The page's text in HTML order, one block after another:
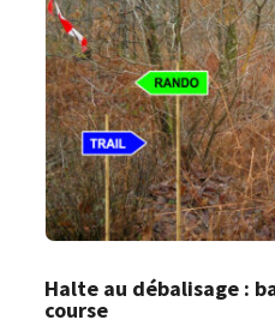
Halte au débalisage :
course